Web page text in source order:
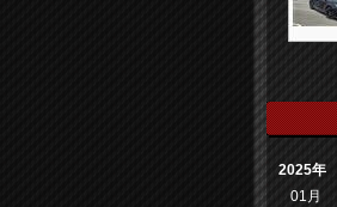
2025年
01月